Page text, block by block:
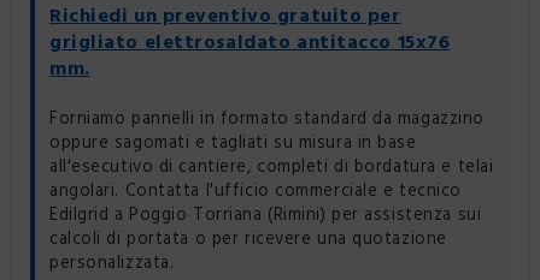
Richiedi un preventivo gratuito per
grigliato elettrosaldato antitacco 15x76
mm.
Forniamo pannelli in formato standard da magazzino
oppure sagomati e tagliati su misura in base
all'esecutivo di cantiere, completi di bordatura e telai
angolari. Contatta l'ufficio commerciale e tecnico
Edilgrid a Poggio Torriana (Rimini) per assistenza sui
calcoli di portata o per ricevere una quotazione
personalizzata.